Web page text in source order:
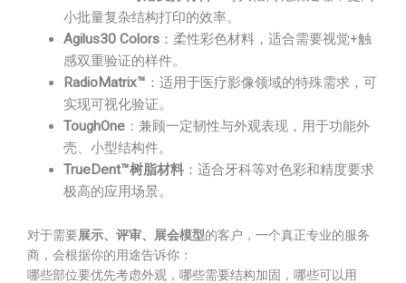
小批量复杂结构打印的效率。
Agilus30 Colors ：柔性彩色材料，适合需要视觉+触
感双重验证的样件。
RadioMatrix™ ：适用于医疗影像领域的特殊需求，可
实现可视化验证。
ToughOne ：兼顾一定韧性与外观表现，用于功能外
壳、小型结构件。
TrueDent™树脂材料 ：适合牙科等对色彩和精度要求
极高的应用场景。
对于需要展示、评审、展会模型的客户，一个真正专业的服务
商，会根据你的用途告诉你：
哪些部位要优先考虑外观，哪些需要结构加固，哪些可以用